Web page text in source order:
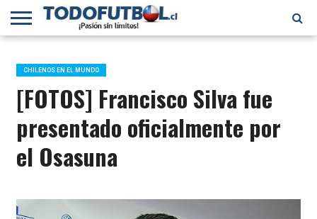
PRIMERA
B
SELECCIÓN
CHILENA
CHILENOS
EN EL
MUNDO
FÚTBOL
INTERNACIONAL
CHILENOS EN EL MUNDO
[FOTOS] Francisco Silva fue
presentado oficialmente por
el Osasuna